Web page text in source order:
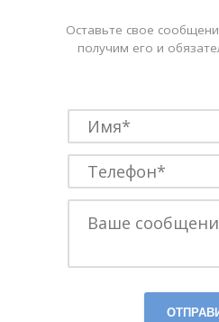
Оставьте свое
получим его и